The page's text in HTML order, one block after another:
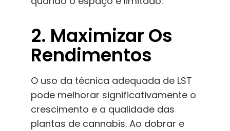
2. Maximizar Os
Rendimentos
O uso da técnica adequada de LST
pode melhorar significativamente o
crescimento e a qualidade das
plantas de cannabis. Ao dobrar e